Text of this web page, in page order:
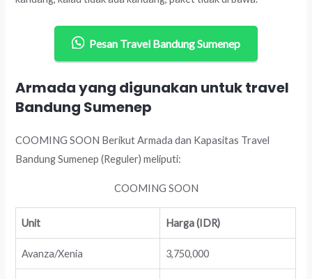
Pesan Travel Bandung Sumenep
Armada yang digunakan untuk travel
Bandung Sumenep
COOMING SOON Berikut Armada dan Kapasitas Travel
Bandung Sumenep (Reguler) meliputi:
COOMING SOON
Unit Harga (IDR)
Avanza/Xenia 3,750,000